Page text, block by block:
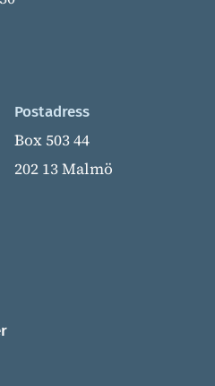
Postadress
Box 503 44
202 13 Malmö